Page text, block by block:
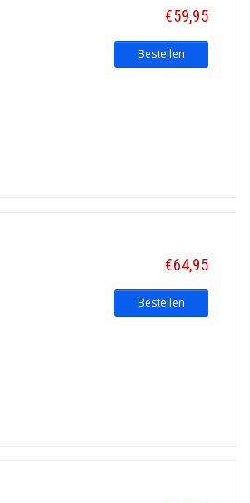
€59,95
Bestellen
€64,95
Bestellen